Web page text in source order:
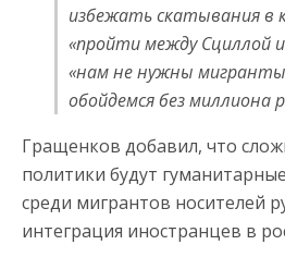
избежать скатывания в
«пройти между Сциллой
«нам не нужны
обойдемся без миллиона
Гращенков добавил, что
политики будут
среди мигрантов носителей
интеграция иностранцев в